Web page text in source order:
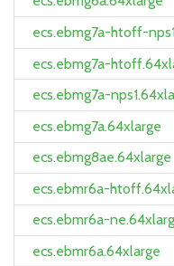
ecs.ebmg7a-htoff-
ecs.ebmg7a-
ecs.ebmg7a-
ecs.ebmg7a.64xlarge
ecs.ebmg8ae.64xlarge
ecs.ebmr6a-
ecs.ebmr6a-
ecs.ebmr6a.64xlarge